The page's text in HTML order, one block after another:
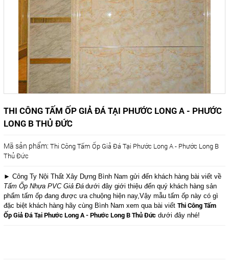
THI CÔNG TẤM ỐP GIẢ ĐÁ TẠI PHƯỚC LONG A - PHƯỚC
LONG B THỦ ĐỨC
Mã sản phẩm: Thi Công Tấm Ốp Giả Đá Tại Phước Long A - Phước Long B
Thủ Đức
► Công Ty Nội Thất Xây Dựng Bình Nam gửi đến khách hàng bài viết về
Tấm Ốp Nhựa PVC Giả Đá dưới đây giới thiệu đến quý khách hàng sản
phẩm tấm ốp đang được ưa chuộng hiện nay,Vậy mẫu tấm ốp này có gì
đặc biệt khách hàng hãy cùng Bình Nam xem qua bài viết Thi Công Tấm
Ốp Giả Đá Tại Phước Long A - Phước Long B Thủ Đứcdưới đây nhé!